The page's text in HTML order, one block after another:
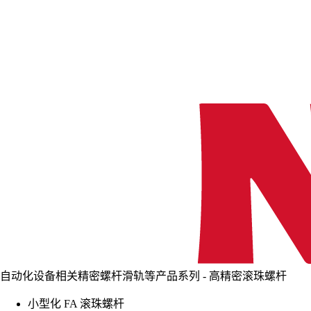
自动化设备相关精密螺杆滑轨等产品系列 - 高精密滚珠螺杆
小型化 FA 滚珠螺杆